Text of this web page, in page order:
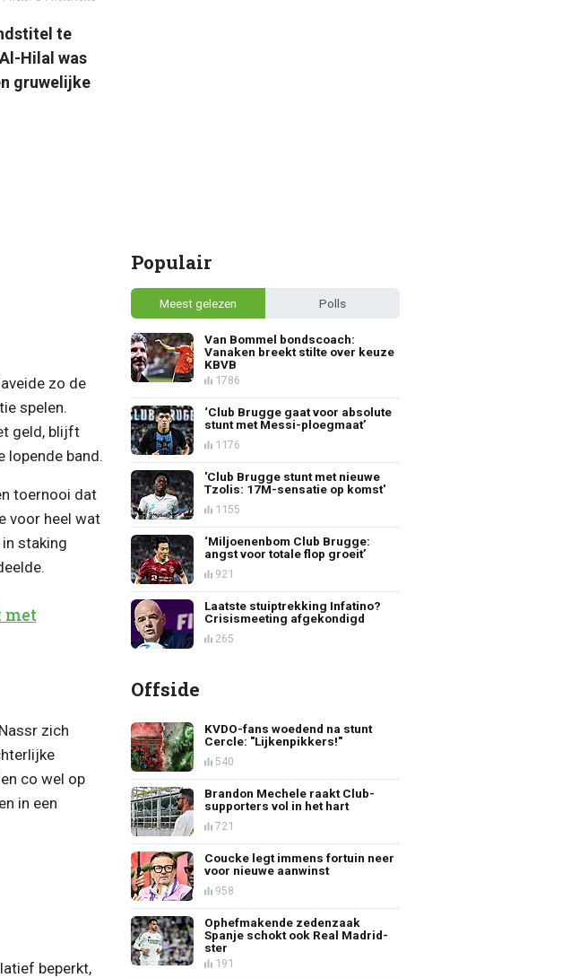
te
Hilal was
gruwelijke
zo de
spelen.
geld, blijft
lopende band.
toernooi dat
voor heel wat
staking
met
zich
co wel op
in een
beperkt,
Populair
Meest gelezen Polls
Van Bommel bondscoach:
Vanaken breekt stilte over keuze
KBVB
1786
‘Club Brugge gaat voor absolute
stunt met Messi-ploegmaat’
1176
'Club Brugge stunt met nieuwe
Tzolis: 17M-sensatie op komst'
1155
‘Miljoenenbom Club Brugge:
angst voor totale flop groeit’
921
Laatste stuiptrekking Infatino?
Crisismeeting afgekondigd
265
Offside
KVDO-fans woedend na stunt
Cercle: "Lijkenpikkers!"
540
Brandon Mechele raakt Club-
supporters vol in het hart
721
Coucke legt immens fortuin neer
voor nieuwe aanwinst
958
Ophefmakende zedenzaak
Spanje schokt ook Real Madrid-
ster
191